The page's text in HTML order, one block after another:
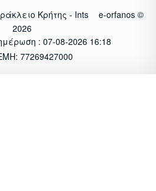
e-orfanos ©
2026
: 07-08-2026 16:18
77269427000